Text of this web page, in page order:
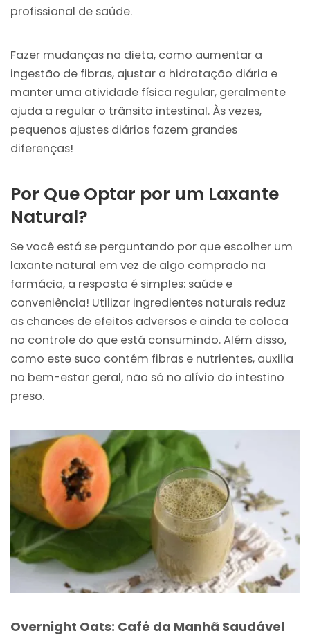
profissional de saúde.
Fazer mudanças na dieta, como aumentar a
ingestão de fibras, ajustar a hidratação diária e
manter uma atividade física regular, geralmente
ajuda a regular o trânsito intestinal. Às vezes,
pequenos ajustes diários fazem grandes
diferenças!
Por Que Optar por um Laxante
Natural?
Se você está se perguntando por que escolher um
laxante natural em vez de algo comprado na
farmácia, a resposta é simples: saúde e
conveniência! Utilizar ingredientes naturais reduz
as chances de efeitos adversos e ainda te coloca
no controle do que está consumindo. Além disso,
como este suco contém fibras e nutrientes, auxilia
no bem-estar geral, não só no alívio do intestino
preso.
Overnight Oats: Café da Manhã Saudável